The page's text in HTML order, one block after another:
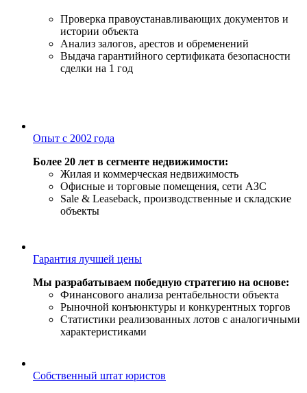
Проверка правоустанавливающих документов и
истории объекта
Анализ залогов, арестов и обременений
Выдача гарантийного сертификата безопасности
сделки на 1 год
Опыт с 2002 года
Более 20 лет в сегменте недвижимости:
Жилая и коммерческая недвижимость
Офисные и торговые помещения, сети АЗС
Sale & Leaseback, производственные и складские
объекты
Гарантия лучшей цены
Мы разрабатываем победную стратегию на основе:
Финансового анализа рентабельности объекта
Рыночной конъюнктуры и конкурентных торгов
Статистики реализованных лотов с аналогичными
характеристиками
Собственный штат юристов